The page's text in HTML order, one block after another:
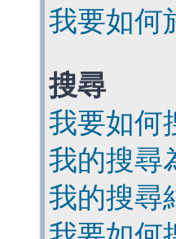
我要如何
搜尋
我要如何
我的搜尋
我的搜尋